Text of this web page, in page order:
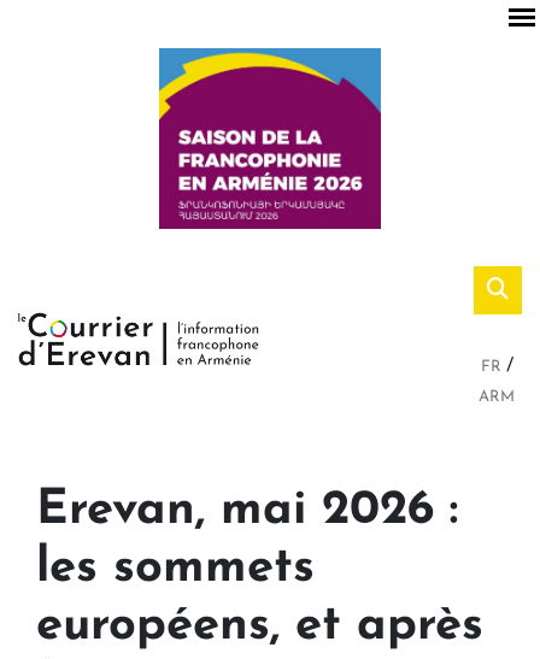
FR
ARM
Erevan, mai 2026 :
les sommets
européens, et après